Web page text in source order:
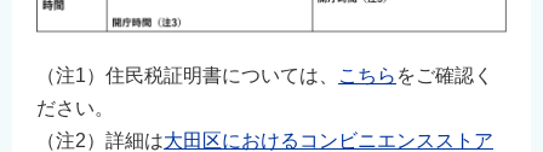
（注1）住民税証明書については、 こちら をご確認く
ださい。
（注2）詳細は大田区におけるコンビニエンスストア